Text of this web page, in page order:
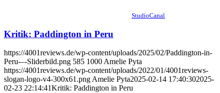
StudioCanal
Kritik: Paddington in Peru
https://4001reviews.de/wp-content/uploads/2025/02/Paddington-in-
Peru-–-Sliderbild.png 585 1000 Amelie Pyta
https://4001reviews.de/wp-content/uploads/2022/01/4001reviews-
slogan-logo-v4-300x61.png Amelie Pyta2025-02-14 17:40:302025-
02-23 22:14:41Kritik: Paddington in Peru